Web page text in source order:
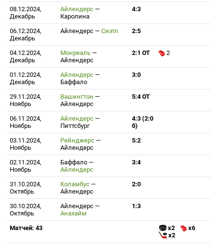
08.12.2024,
Декабрь
Айлендерс —
Каролина
4:3
06.12.2024,
Декабрь
Айлендерс — Сиэтл 2:5
04.12.2024,
Декабрь
Монреаль —
Айлендерс
2:1 ОТ 2
01.12.2024,
Декабрь
Айлендерс —
Баффало
3:0
29.11.2024,
Ноябрь
Вашингтон —
Айлендерс
5:4 ОТ
06.11.2024,
Ноябрь
Айлендерс —
Питтсбург
4:3 (2:0
б)
03.11.2024,
Ноябрь
Рейнджерс —
Айлендерс
5:2
02.11.2024,
Ноябрь
Баффало —
Айлендерс
3:4
31.10.2024,
Октябрь
Коламбус —
Айлендерс
2:0
30.10.2024,
Октябрь
Айлендерс —
Анахайм
1:3
Матчей: 43 x2
x6
x2